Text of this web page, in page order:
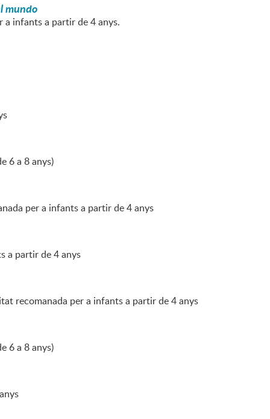
mundo
a infants a partir de 4 anys.
6 a 8 anys)
per a infants a partir de 4 anys
a partir de 4 anys
recomanada per a infants a partir de 4 anys
6 a 8 anys)